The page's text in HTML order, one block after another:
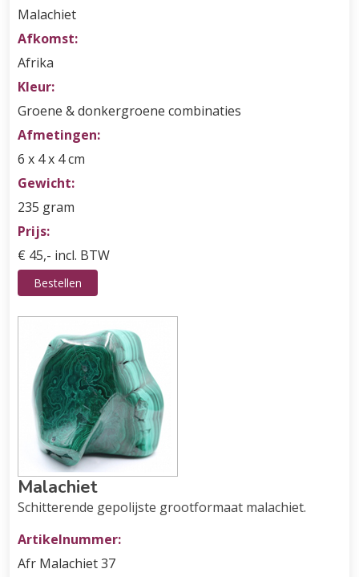
Malachiet
Afkomst:
Afrika
Kleur:
Groene & donkergroene combinaties
Afmetingen:
6 x 4 x 4 cm
Gewicht:
235 gram
Prijs:
€ 45,- incl. BTW
Bestellen
Malachiet
Schitterende gepolijste grootformaat malachiet.
Artikelnummer:
Afr Malachiet 37